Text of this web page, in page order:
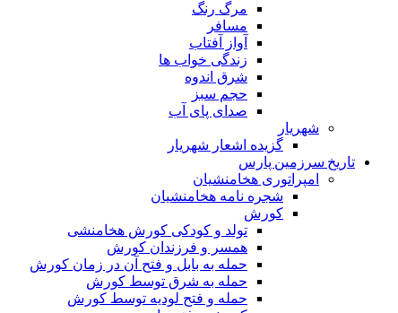
مرگ رنگ
مسافر
آواز آفتاب
زندگی خواب ها
شرق اندوه
حجم سبز
صدای پای آب
شهریار
گزیده اشعار شهریار
تاریخ سرزمین پارس
امپراتوری هخامنشیان
شجره نامه هخامنشیان
کورش
تولد و کودکی کورش هخامنشی
همسر و فرزندان کورش
حمله به بابل و فتح آن در زمان کورش
حمله به شرق توسط کورش
حمله و فتح لودیه توسط کورش